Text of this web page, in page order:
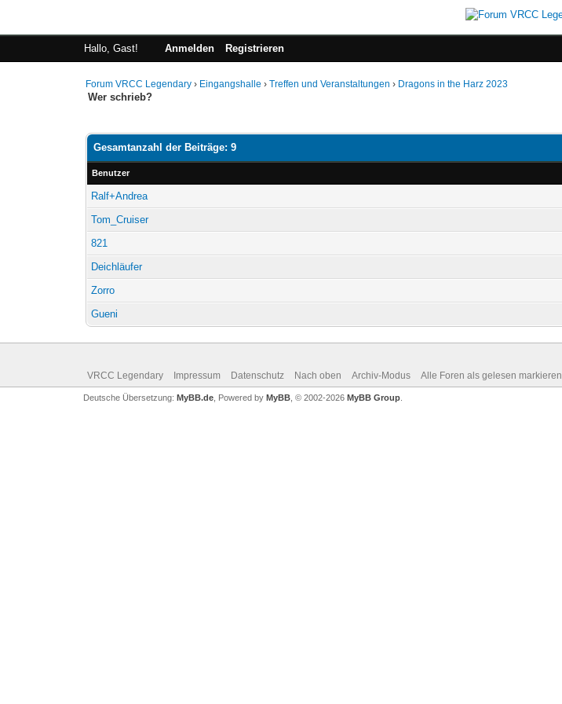
Hallo, Gast! Anmelden Registrieren
Forum VRCC Legendary › Eingangshalle ›Treffen und Veranstaltungen › Dragons in the Harz 2023
Wer schrieb?
Gesamtanzahl der Beiträge: 9
Benutzer
Ralf+Andrea
Tom_Cruiser
821
Deichläufer
Zorro
Gueni
VRCC Legendary Impressum Datenschutz Nach oben Archiv-Modus Alle Foren als gelesen markieren
Deutsche Übersetzung: MyBB.de, Powered by MyBB, © 2002-2026 MyBB Group.